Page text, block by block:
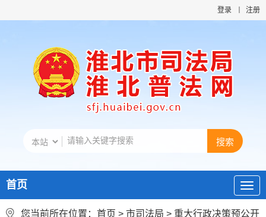
登录 注册
首页
您当前所在位置： 首页 > 市司法局 > 重大行政决策预公开